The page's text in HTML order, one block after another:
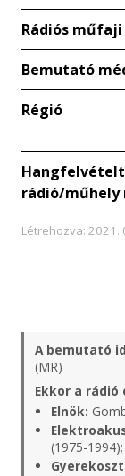
Rádiós
Bemutató
Régió
rádió/műhely
Létrehozva: 2021.
A bemutató
(MR)
Ekkor a
Elnök:
(1975-1994);